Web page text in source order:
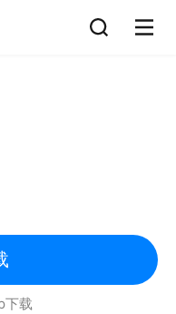
下载